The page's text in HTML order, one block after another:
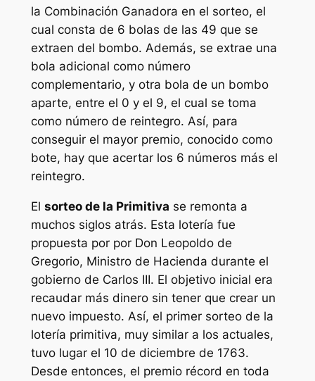
la Combinación Ganadora en el sorteo, el
cual consta de 6 bolas de las 49 que se
extraen del bombo. Además, se extrae una
bola adicional como número
complementario, y otra bola de un bombo
aparte, entre el 0 y el 9, el cual se toma
como número de reintegro. Así, para
conseguir el mayor premio, conocido como
bote, hay que acertar los 6 números más el
reintegro.
El sorteo de la Primitiva se remonta a
muchos siglos atrás. Esta lotería fue
propuesta por por Don Leopoldo de
Gregorio, Ministro de Hacienda durante el
gobierno de Carlos III. El objetivo inicial era
recaudar más dinero sin tener que crear un
nuevo impuesto. Así, el primer sorteo de la
lotería primitiva, muy similar a los actuales,
tuvo lugar el 10 de diciembre de 1763.
Desde entonces, el premio récord en toda